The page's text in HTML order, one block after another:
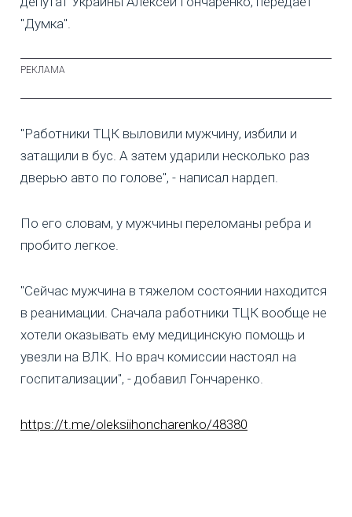
"Думка".
"Работники ТЦК выловили мужчину, избили и
затащили в бус. А затем ударили несколько раз
дверью авто по голове", - написал нардеп.
По его словам, у мужчины переломаны ребра и
пробито легкое.
"Сейчас мужчина в тяжелом состоянии находится
в реанимации. Сначала работники ТЦК вообще не
хотели оказывать ему медицинскую помощь и
увезли на ВЛК. Но врач комиссии настоял на
госпитализации", - добавил Гончаренко.
https://t.me/oleksiihoncharenko/48380